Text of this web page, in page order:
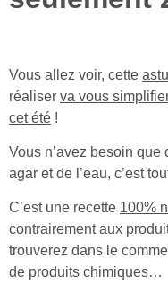
Vous allez voir, cette
réaliser va vous
cet été !
Vous n’avez besoin que
agar et de l’eau, c’est
C’est une recette 100%
contrairement aux
trouverez dans le
de produits chimiques…